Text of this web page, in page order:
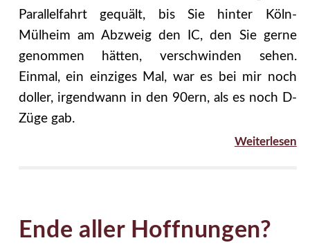
Parallelfahrt gequält, bis Sie hinter Köln-
Mülheim am Abzweig den IC, den Sie gerne
genommen hätten, verschwinden sehen.
Einmal, ein einziges Mal, war es bei mir noch
doller, irgendwann in den 90ern, als es noch D-
Züge gab.
Weiterlesen
Ende aller Hoffnungen?